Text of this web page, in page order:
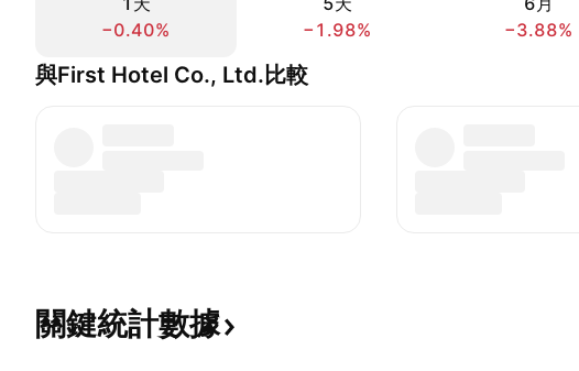
−0.40%
−1.98%
−3.88%
與First Hotel Co., Ltd.比較
關鍵統計數據